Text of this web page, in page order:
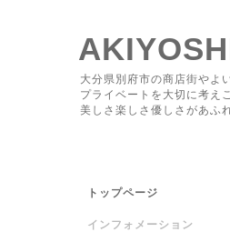
大分県別府市の商店街やよ
プライベートを大切に考え
美しさ楽しさ優しさがあふ
トップページ
インフォメーション